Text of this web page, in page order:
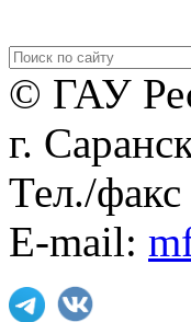
© ГАУ
г.
Тел./
E-mail: